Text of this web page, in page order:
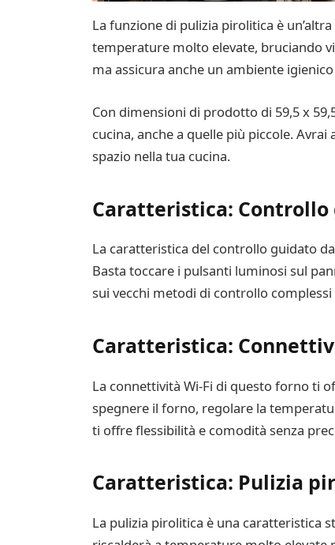
La funzione di pulizia pirolitica è
temperature molto elevate, bruciando
ma assicura anche un ambiente
Con dimensioni di prodotto di 59,5 x
cucina, anche a quelle più piccole.
spazio nella tua cucina.
Caratteristica:
La caratteristica del controllo guidato
Basta toccare i pulsanti luminosi sul
sui vecchi metodi di controllo complessi
Caratteristica:
La connettività Wi-Fi di questo forno ti
spegnere il forno, regolare la
ti offre flessibilità e comodità senza
Caratteristica: Pulizia
La pulizia pirolitica è una caratteristica